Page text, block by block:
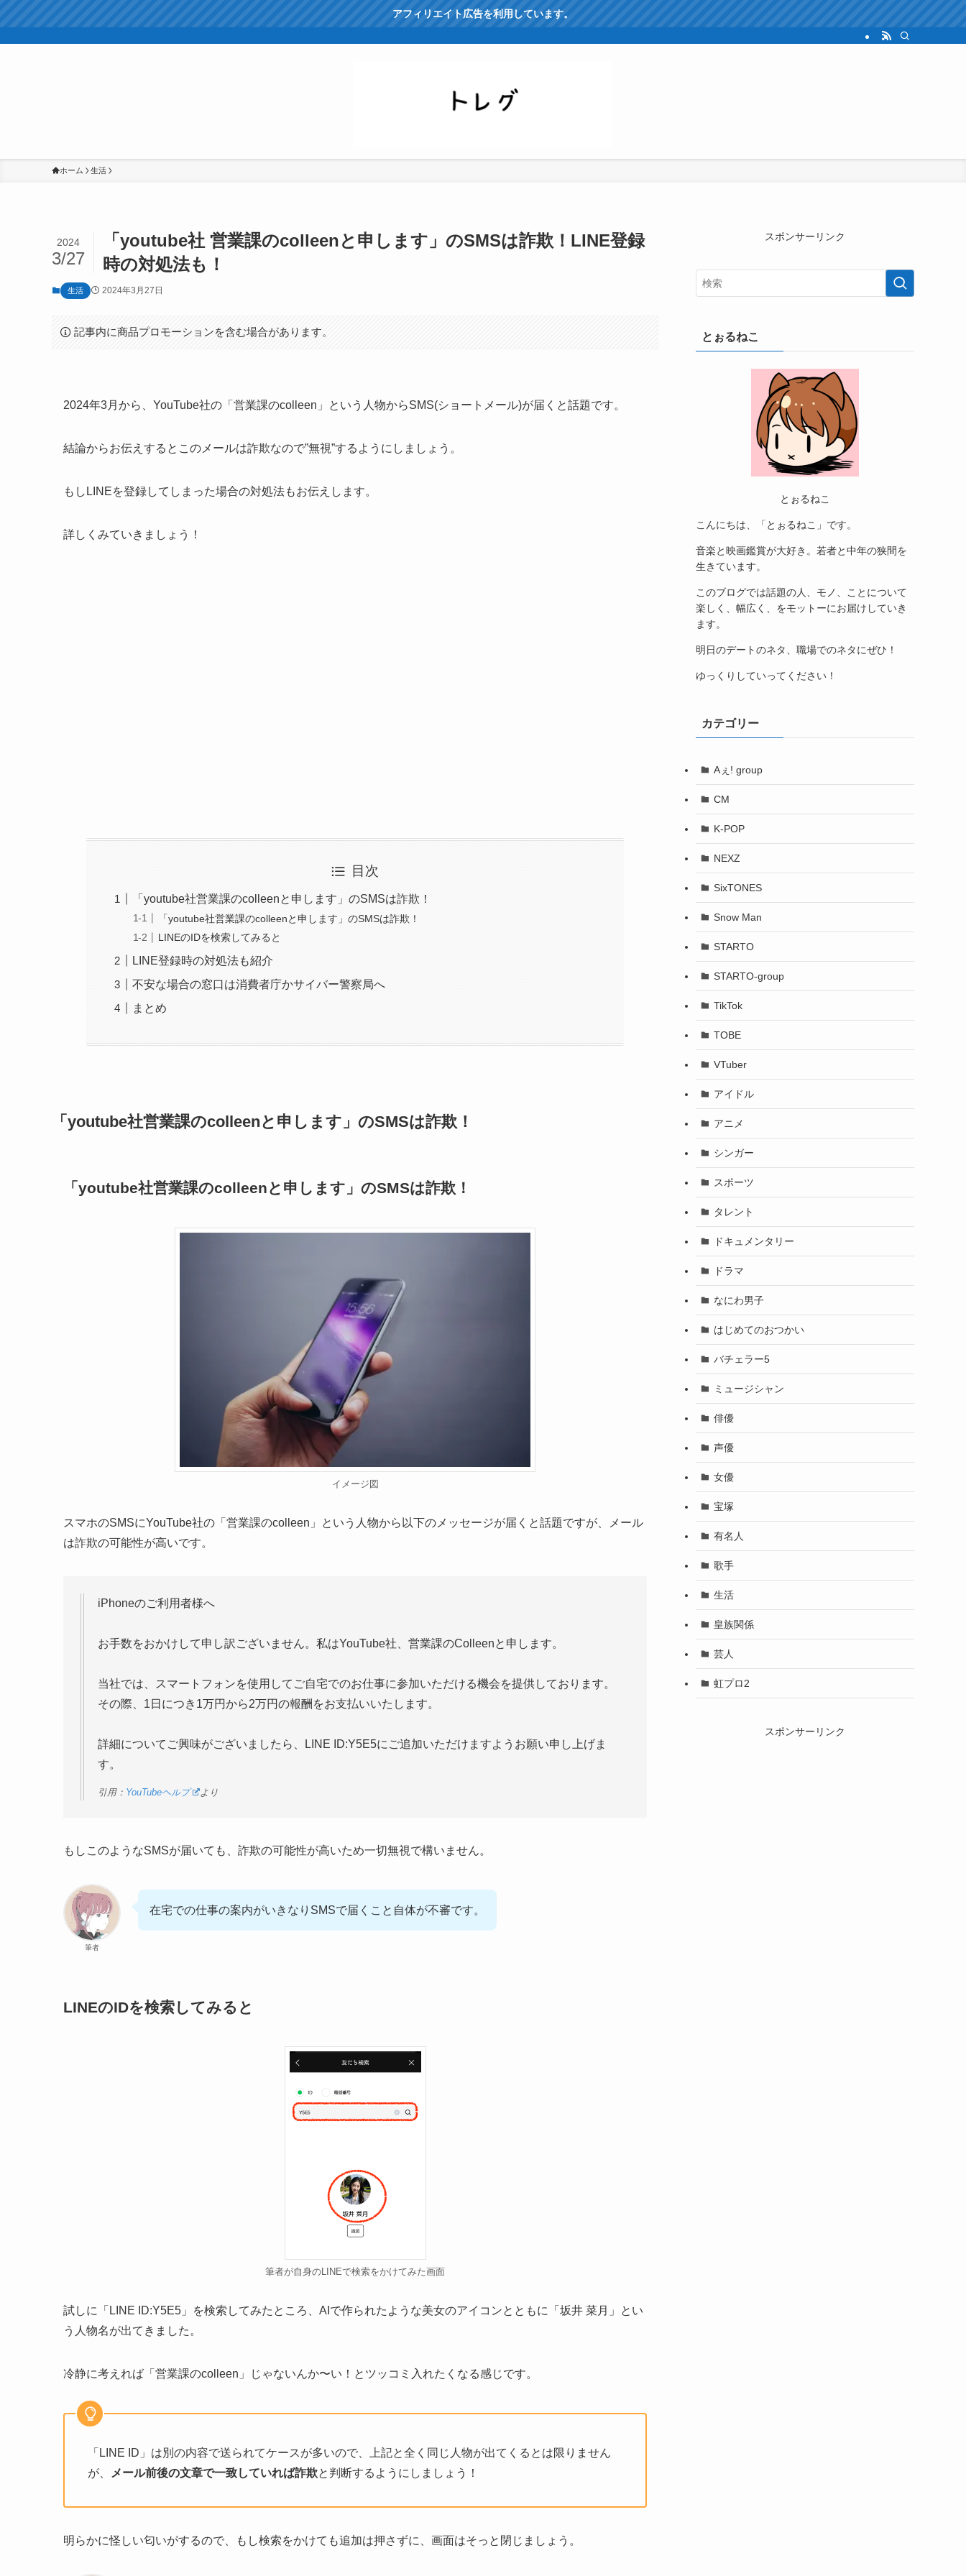
アフィリエイト広告を利用しています。
ホーム 生活
「youtube社 営業課のcolleenと申します」のSMSは詐欺！LINE登録
時の対処法も！
2024
3/27
生活 2024年3月27日
記事内に商品プロモーションを含む場合があります。
2024年3月から、YouTube社の「営業課のcolleen」という人物からSMS(ショートメール)が届くと話題です。
結論からお伝えするとこのメールは詐欺なので”無視”するようにしましょう。
もしLINEを登録してしまった場合の対処法もお伝えします。
詳しくみていきましょう！
目次
「youtube社営業課のcolleenと申します」のSMSは詐欺！
「youtube社営業課のcolleenと申します」のSMSは詐欺！
LINEのIDを検索してみると
LINE登録時の対処法も紹介
不安な場合の窓口は消費者庁かサイバー警察局へ
まとめ
「youtube社営業課のcolleenと申します」のSMSは詐欺！
「youtube社営業課のcolleenと申します」のSMSは詐欺！
イメージ図
スマホのSMSにYouTube社の「営業課のcolleen」という人物から以下のメッセージが届くと話題ですが、メール
は詐欺の可能性が高いです。
iPhoneのご利用者様へ
お手数をおかけして申し訳ございません。私はYouTube社、営業課のColleenと申します。
当社では、スマートフォンを使用してご自宅でのお仕事に参加いただける機会を提供しております。
その際、1日につき1万円から2万円の報酬をお支払いいたします。
詳細についてご興味がございましたら、LINE ID:Y5E5にご追加いただけますようお願い申し上げま
す。
引用： YouTubeヘルプ より
もしこのようなSMSが届いても、詐欺の可能性が高いため一切無視で構いません。
筆者
在宅での仕事の案内がいきなりSMSで届くこと自体が不審です。
LINEのIDを検索してみると
筆者が自身のLINEで検索をかけてみた画面
試しに「LINE ID:Y5E5」を検索してみたところ、AIで作られたような美女のアイコンとともに「坂井 菜月」とい
う人物名が出てきました。
冷静に考えれば「営業課のcolleen」じゃないんか〜い！とツッコミ入れたくなる感じです。
「LINE ID」は別の内容で送られてケースが多いので、上記と全く同じ人物が出てくるとは限りません
が、
メール前後の文章で一致していれば詐欺と判断するようにしましょう！
明らかに怪しい匂いがするので、もし検索をかけても追加は押さずに、画面はそっと閉じましょう。
スポンサーリンク
とぉるねこ
とぉるねこ
こんにちは、「とぉるねこ」です。
音楽と映画鑑賞が大好き。若者と中年の狭間を
生きています。
このブログでは話題の人、モノ、ことについて
楽しく、幅広く、をモットーにお届けしていき
ます。
明日のデートのネタ、職場でのネタにぜひ！
ゆっくりしていってください！
カテゴリー
Aぇ! group
CM
K-POP
NEXZ
SixTONES
Snow Man
STARTO
STARTO-group
TikTok
TOBE
VTuber
アイドル
アニメ
シンガー
スポーツ
タレント
ドキュメンタリー
ドラマ
なにわ男子
はじめてのおつかい
バチェラー5
ミュージシャン
俳優
声優
女優
宝塚
有名人
歌手
生活
皇族関係
芸人
虹プロ2
スポンサーリンク